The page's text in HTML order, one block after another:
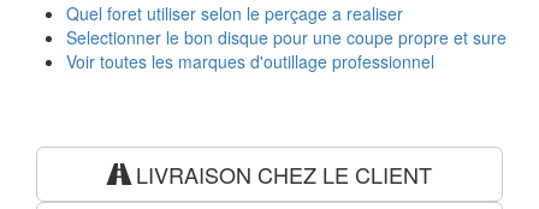
Quel foret utiliser selon le perçage a realiser
Selectionner le bon disque pour une coupe propre et sure
Voir toutes les marques d'outillage professionnel
LIVRAISON CHEZ LE CLIENT